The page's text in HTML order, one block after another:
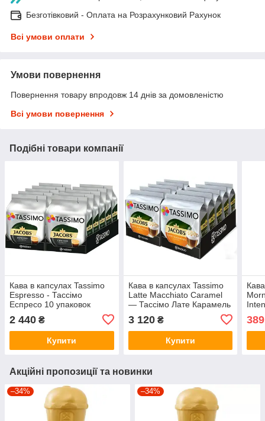
Безготівковий - Оплата на Розрахунковий Рахунок
Всі умови оплати
Умови повернення
Повернення товару впродовж 14 днів за домовленістю
Всі умови повернення
Подібні товари компанії
Кава в капсулах Tassimo
Espresso - Тассімо
Еспресо 10 упаковок
2 440 ₴
Купити
Кава в капсулах Tassimo
Latte Macchiato Caramel
— Тассімо Лате Карамель
3 120₴
Купити
389
Акційні пропозиції та новинки
–34% –34%